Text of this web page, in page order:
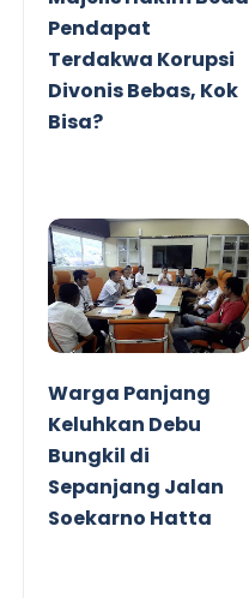
Pendapat
Terdakwa Korupsi
Divonis Bebas, Kok
Bisa?
Warga Panjang
Keluhkan Debu
Bungkil di
Sepanjang Jalan
Soekarno Hatta